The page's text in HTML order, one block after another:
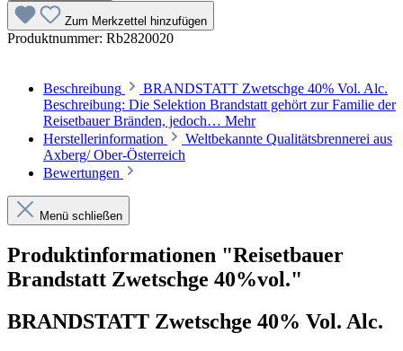
Zum Merkzettel hinzufügen
Produktnummer: Rb2820020
Beschreibung
BRANDSTATT Zwetschge 40% Vol. Alc.
Beschreibung: Die Selektion Brandstatt gehört zur Familie der
Reisetbauer Bränden, jedoch… Mehr
Herstellerinformation
Weltbekannte Qualitätsbrennerei aus
Axberg/ Ober-Österreich
Bewertungen
Menü schließen
Produktinformationen "Reisetbauer
Brandstatt Zwetschge 40%vol."
BRANDSTATT Zwetschge 40% Vol. Alc.